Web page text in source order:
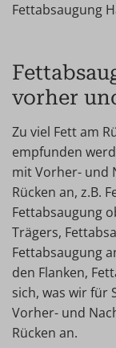
Fettabsaugung
vorher
Zu viel Fett am
empfunden
mit Vorher- und
Rücken an, z.B.
Fettabsaugung
Trägers,
Fettabsaugung
den Flanken,
sich, was wir für
Vorher- und
Rücken an.